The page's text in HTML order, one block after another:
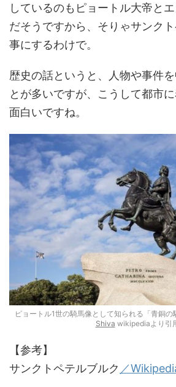
しているのもピョートル大帝と
だそうですから、そりゃサンク
事にするわけで。
歴史の話というと、人物や事件
とが多いですが、こうして都市
面白いですね。
ピョートル1世の騎馬像として知られる「青銅
Shiva wikipediaより引
【参考】
サンクトペテルブルク ／